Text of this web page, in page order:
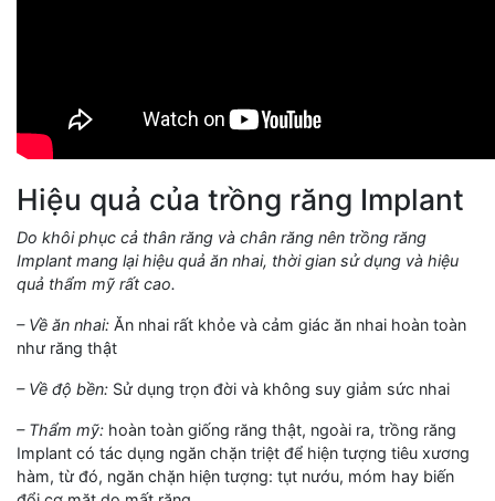
Hiệu quả của trồng răng Implant
Do khôi phục cả thân răng và chân răng nên trồng răng
Implant mang lại hiệu quả ăn nhai, thời gian sử dụng và hiệu
quả thẩm mỹ rất cao.
– Về ăn nhai: Ăn nhai rất khỏe và cảm giác ăn nhai hoàn toàn
như răng thật
– Về độ bền: Sử dụng trọn đời và không suy giảm sức nhai
– Thẩm mỹ: hoàn toàn giống răng thật, ngoài ra, trồng răng
Implant có tác dụng ngăn chặn triệt để hiện tượng tiêu xương
hàm, từ đó, ngăn chặn hiện tượng: tụt nướu, móm hay biến